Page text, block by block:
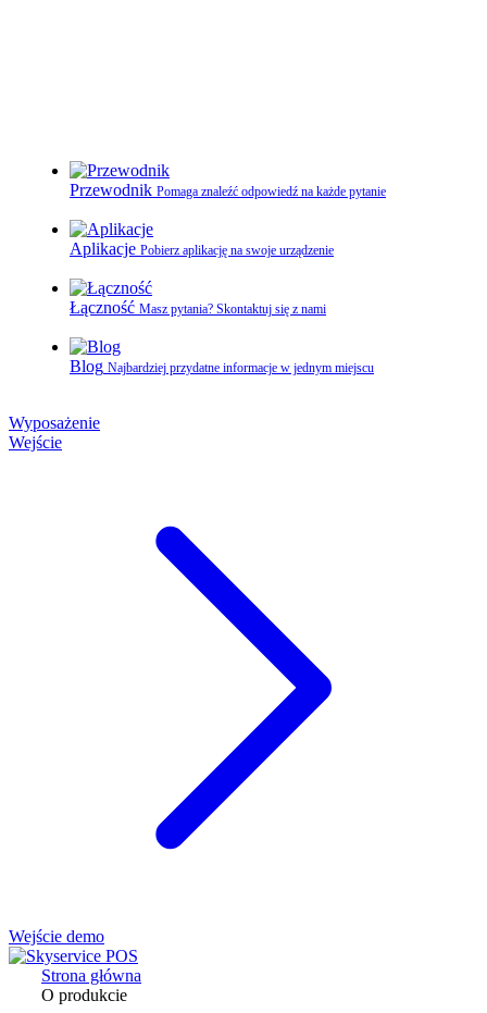
Przewodnik Pomaga znaleźć odpowiedź na każde pytanie
Aplikacje Pobierz aplikację na swoje urządzenie
Łączność Masz pytania? Skontaktuj się z nami
Blog Najbardziej przydatne informacje w jednym miejscu
Wyposażenie
Wejście
Wejście demo
Strona główna
O produkcie